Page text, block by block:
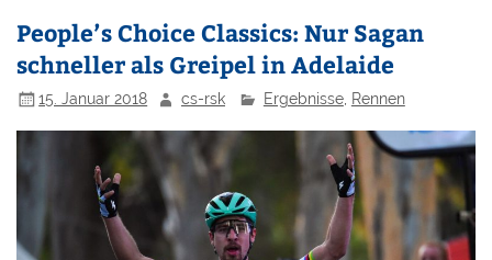
People’s Choice Classics: Nur Sagan
schneller als Greipel in Adelaide
15. Januar 2018 cs-rsk Ergebnisse, Rennen